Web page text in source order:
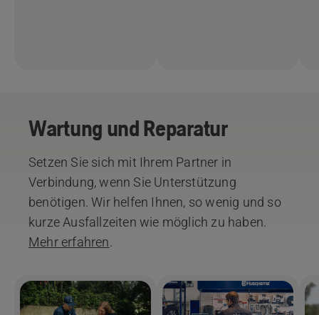
Wartung und Reparatur
Setzen Sie sich mit Ihrem Partner in
Verbindung, wenn Sie Unterstützung
benötigen. Wir helfen Ihnen, so wenig und so
kurze Ausfallzeiten wie möglich zu haben.
Mehr erfahren.